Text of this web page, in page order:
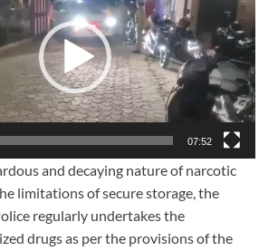
07:52
and decaying nature of narcotic
limitations of secure storage, the
regularly undertakes the
drugs as per the provisions of the